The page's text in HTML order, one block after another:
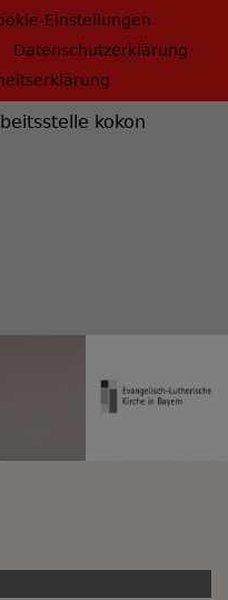
Einstellungen
Datenschutzerklärung
kokon